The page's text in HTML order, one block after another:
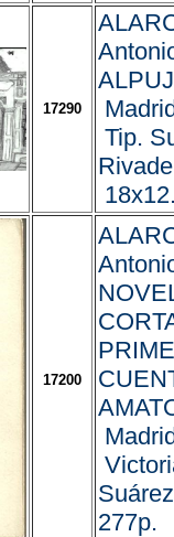
17290
Tip.
17200
277p.